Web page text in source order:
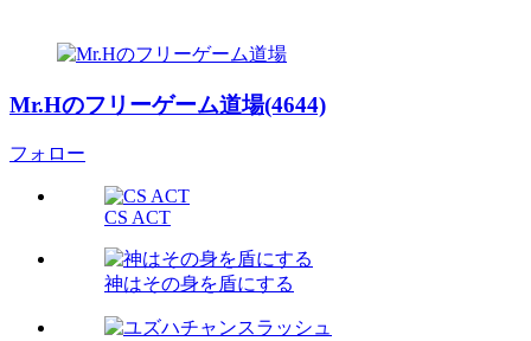
Mr.Hのフリーゲーム道場(4644)
フォロー
CS ACT
神はその身を盾にする